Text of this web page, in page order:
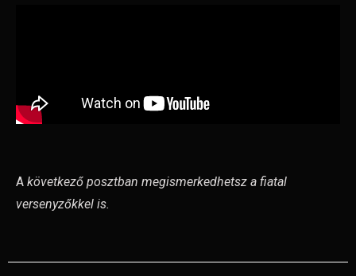
A következő posztban megismerkedhetsz a fiatal
versenyzőkkel is.